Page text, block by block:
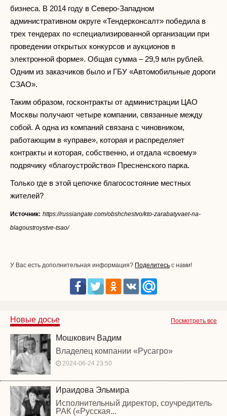
бизнеса. В 2014 году в Северо-Западном
административном округе «Тендерконсалт» победила в
трех тендерах по «специализированной организации при
проведении открытых конкурсов и аукционов в
электронной форме». Общая сумма – 29,9 млн рублей.
Одним из заказчиков было и ГБУ «Автомобильные дороги
СЗАО».
Таким образом, госконтракты от администрации ЦАО
Москвы получают четыре компании, связанные между
собой. А одна из компаний связана с чиновником,
работающим в «управе», которая и распределяет
контракты и которая, собственно, и отдала «своему»
подрячику «благоустройство» Пресненского парка.
Только где в этой цепочке благосостояние местных
жителей?
Источник: https://russiangate.com/obshchestvo/kto-zarabatyvaet-na-
blagoustroystve-tsao/
У Вас есть дополнительная информация? Поделитесь с нами!
Посмотреть все
Новые досье
Мошкович Вадим
Владелец компании «Русагро»
2024-06-24 23:50
Ираидова Эльмира
Исполнительный директор, соучредитель
РАК («Русская...